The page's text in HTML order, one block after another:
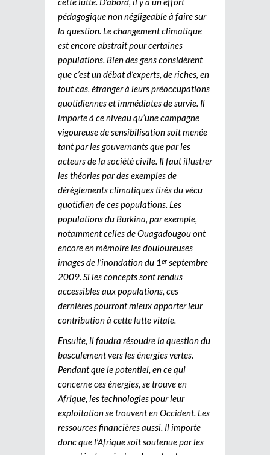
pédagogique non négligeable à faire sur
la question. Le changement climatique
est encore abstrait pour certaines
populations. Bien des gens considèrent
que c’est un débat d’experts, de riches, en
tout cas, étranger à leurs préoccupations
quotidiennes et immédiates de survie. Il
importe à ce niveau qu’une campagne
vigoureuse de sensibilisation soit menée
tant par les gouvernants que par les
acteurs de la société civile. Il faut illustrer
les théories par des exemples de
dérèglements climatiques tirés du vécu
quotidien de ces populations. Les
populations du Burkina, par exemple,
notamment celles de Ouagadougou ont
encore en mémoire les douloureuses
images de l’inondation du 1er septembre
2009. Si les concepts sont rendus
accessibles aux populations, ces
dernières pourront mieux apporter leur
contribution à cette lutte vitale.
Ensuite, il faudra résoudre la question du
basculement vers les énergies vertes.
Pendant que le potentiel, en ce qui
concerne ces énergies, se trouve en
Afrique, les technologies pour leur
exploitation se trouvent en Occident. Les
ressources financières aussi. Il importe
donc que l’Afrique soit soutenue par les